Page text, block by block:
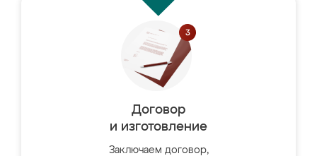
Договор
и изготовление
Заключаем договор,